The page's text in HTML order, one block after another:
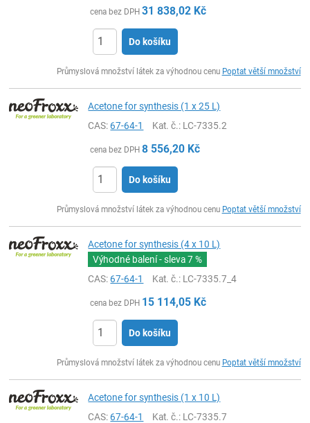
cena bez DPH 31 838,02 Kč
Do košíku
Průmyslová množství látek za výhodnou cenu Poptat větší množství
Acetone for synthesis (1 x 25 L)
CAS:67-64-1 Kat. č.: LC-7335.2
cena bez DPH 8 556,20 Kč
Do košíku
Průmyslová množství látek za výhodnou cenu Poptat větší množství
Acetone for synthesis (4 x 10 L)
Výhodné balení - sleva7 %
CAS:67-64-1 Kat. č.: LC-7335.7_4
cena bez DPH 15 114,05 Kč
Do košíku
Průmyslová množství látek za výhodnou cenu Poptat větší množství
Acetone for synthesis (1 x 10 L)
CAS:67-64-1 Kat. č.: LC-7335.7